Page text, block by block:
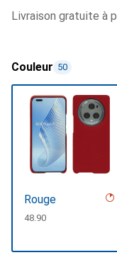
Livraison gratuite à
Couleur 50
Rouge
CHF
48.90